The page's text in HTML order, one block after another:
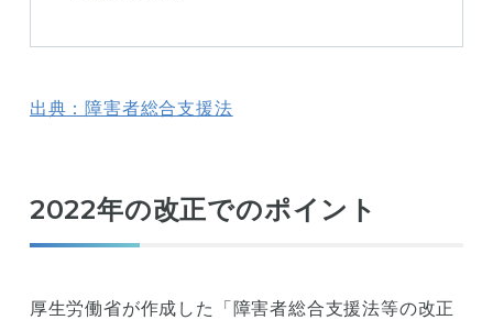
出典：障害者総合支援法
2022年の改正でのポイント
厚生労働省が作成した「障害者総合支援法等の改正